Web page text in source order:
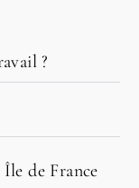
?
de France